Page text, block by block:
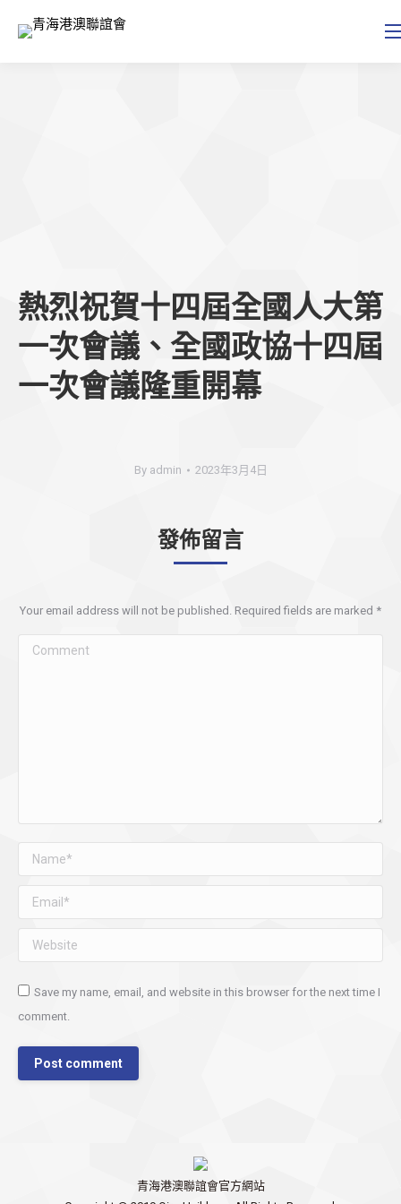
熱烈祝賀十四屆全國人大第
一次會議、全國政協十四屆
一次會議隆重開幕
By admin 2023年3月4日
發佈留言
Your email address will not be published. Required fields are marked *
Comment
Name *
Email *
Website
Save my name, email, and website in this browser for the next time I
comment.
Post comment
青海港澳聯誼會官方網站